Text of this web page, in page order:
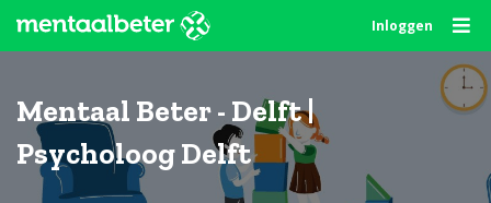
content
Inloggen
Mentaal Beter - Delft |
Psycholoog Delft